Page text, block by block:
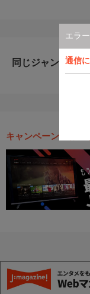
エラー
通信
同じジャンルの
キャンペーン・お得